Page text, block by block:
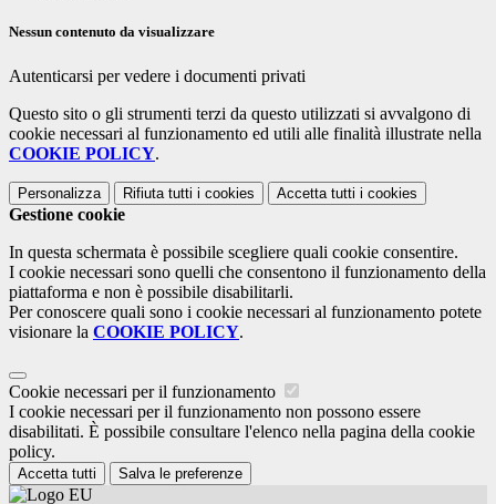
Nessun contenuto da visualizzare
Autenticarsi per vedere i documenti privati
Questo sito o gli strumenti terzi da questo utilizzati si avvalgono di
cookie necessari al funzionamento ed utili alle finalità illustrate nella
COOKIE POLICY.
Personalizza Rifiuta tutti i cookies Accetta tutti i cookies
Gestione cookie
In questa schermata è possibile scegliere quali cookie consentire.
I cookie necessari sono quelli che consentono il funzionamento della
piattaforma e non è possibile disabilitarli.
Per conoscere quali sono i cookie necessari al funzionamento potete
visionare la COOKIE POLICY.
Cookie necessari per il funzionamento
I cookie necessari per il funzionamento non possono essere
disabilitati. È possibile consultare l'elenco nella pagina della cookie
policy.
Accetta tutti Salva le preferenze